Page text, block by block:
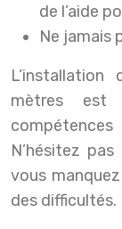
de l’aide
Ne jamais
mètres est
N’hésitez
vous
des difficultés.